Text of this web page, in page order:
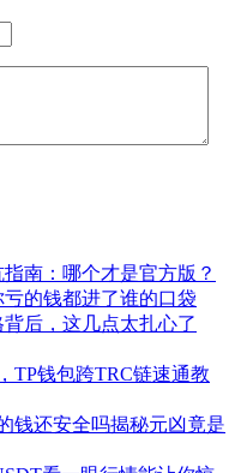
南：哪个才是官方版？
的钱都进了谁的口袋
后，这几点太扎心了
TP钱包跨TRC链速通教
钱还安全吗揭秘元凶竟是